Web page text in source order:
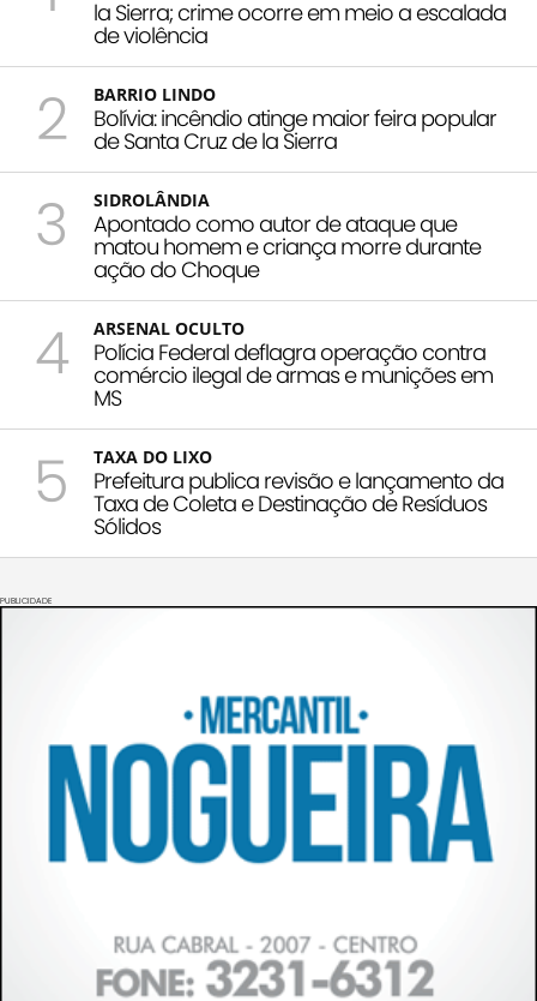
la Sierra; crime ocorre em meio a escalada
de violência
2 BARRIO LINDO
Bolívia: incêndio atinge maior feira popular
de Santa Cruz de la Sierra
3 SIDROLÂNDIA
Apontado como autor de ataque que
matou homem e criança morre durante
ação do Choque
4 ARSENAL OCULTO
Polícia Federal deflagra operação contra
comércio ilegal de armas e munições em
MS
5 TAXA DO LIXO
Prefeitura publica revisão e lançamento da
Taxa de Coleta e Destinação de Resíduos
Sólidos
PUBLICIDADE